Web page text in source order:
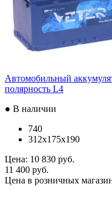
Автомобильный
полярность L4
● В наличии
740
312x175x190
Цена: 10 830 руб.
11 400 руб.
Цена в розничных